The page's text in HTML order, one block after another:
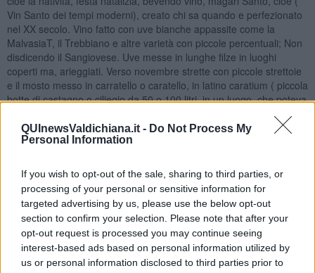
QUInewsValdichiana.it - Do Not Process My
Personal Information
If you wish to opt-out of the sale, sharing to third parties, or
processing of your personal or sensitive information for
targeted advertising by us, please use the below opt-out
section to confirm your selection. Please note that after your
opt-out request is processed you may continue seeing
interest-based ads based on personal information utilized by
us or personal information disclosed to third parties prior to
Vin Santo dei tempi moderni), creato chi sa quando e perfezionato
nel XX secolo. Vino fatto con uve bianche appassite come la
MalvasiaT, il Trebbiano e altre varietà con piccole percentuali; Non
disdicendo il Sangiovese. Uve messe in lunghe filze in luoghi
coperti ma, arieggiati. Verso novembre strette con piccole strettoie
e il mosto messo in carratello o caratello, in latino caratium ( piccola
botte di castagno o ciliegio da 50 o 100 litri, in un luogo, che poteva
essere la soffitta, nella quale c’era la temperatura elevata per
consentire una fermentazione lunga da dare al vino molta alcolicità,
15, 16 o più di gr alcool, ma dal sapore dolce, quasi secco o secco.
con gradualità della dolcezza; Dipendeva anche dalla domanda del
consumatore. Oggi, il consumatore vuole il vino dolce e molto
alcolico, e gli viene offerto il Vin Santo per tradizione con una
propria “veste”, ma in realtà si potrebbe definire un passito? In
qualche caso si!, il passito ha un profumo e un gusto molto più
complessi del Vin Santo.
Nadio Stronchi